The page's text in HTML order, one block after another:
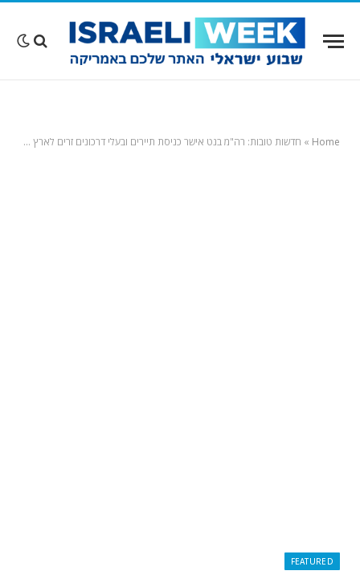
Home
» חדשות טובות: רה"מ בנט אישר כניסת תיירים ובעלי דרכונים זרים לארץ החל מנובמבר
FEATURED